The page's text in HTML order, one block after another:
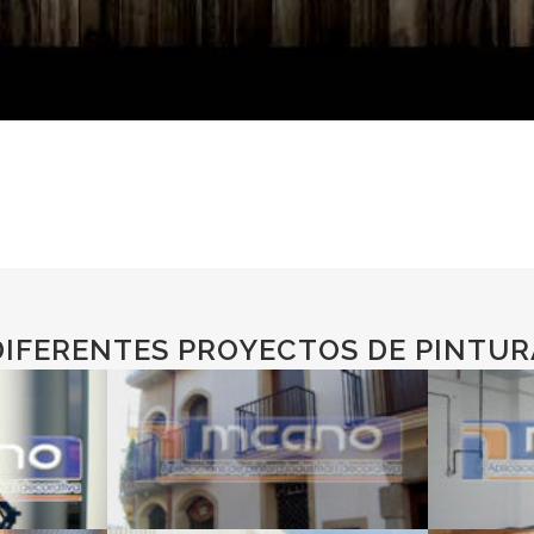
PROYECTOS DE